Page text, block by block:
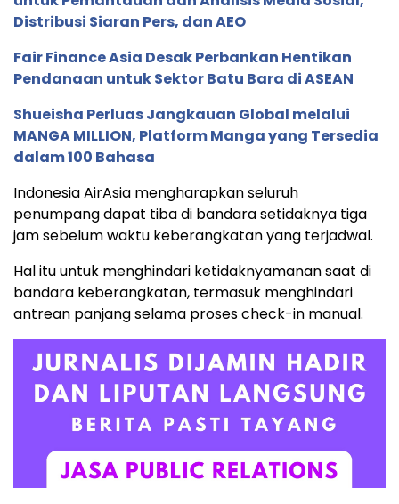
Distribusi Siaran Pers, dan AEO
Fair Finance Asia Desak Perbankan Hentikan
Pendanaan untuk Sektor Batu Bara di ASEAN
Shueisha Perluas Jangkauan Global melalui
MANGA MILLION, Platform Manga yang Tersedia
dalam 100 Bahasa
Indonesia AirAsia mengharapkan seluruh
penumpang dapat tiba di bandara setidaknya tiga
jam sebelum waktu keberangkatan yang terjadwal.
Hal itu untuk menghindari ketidaknyamanan saat di
bandara keberangkatan, termasuk menghindari
antrean panjang selama proses check-in manual.